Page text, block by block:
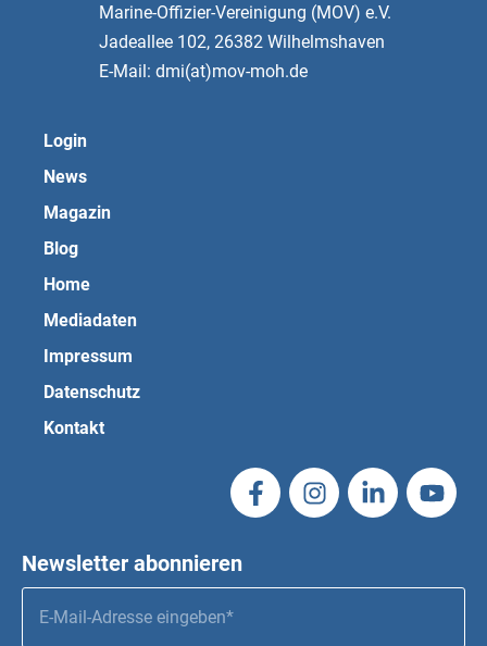
Marine-Offizier-Vereinigung (MOV) e.V.
Jadeallee 102, 26382 Wilhelmshaven
E-Mail: dmi(at)mov-moh.de
Login
News
Magazin
Blog
Home
Mediadaten
Impressum
Datenschutz
Kontakt
Newsletter abonnieren